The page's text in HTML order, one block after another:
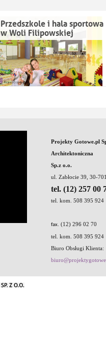
Przedszkole i hala sportowa
w Woli Filipowskiej
Projekty Gotowe.pl
Architektoniczna
Sp.z o.o.
ul. Zabłocie 39, 30-
tel. (12) 257 00
tel. kom. 508 395 924
fax . (12) 296 02 70
tel. kom. 508 395 924
Biuro Obsługi Klienta: